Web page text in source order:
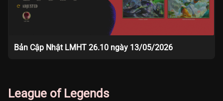
Bản Cập Nhật LMHT 26.10 ngày 13/05/2026
League of Legends